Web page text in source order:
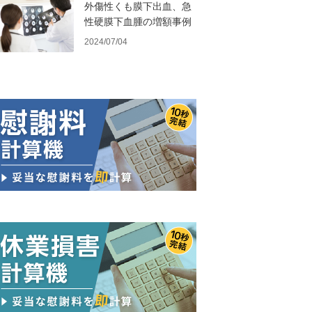
外傷性くも膜下出血、急
性硬膜下血腫の増額事例
2024/07/04